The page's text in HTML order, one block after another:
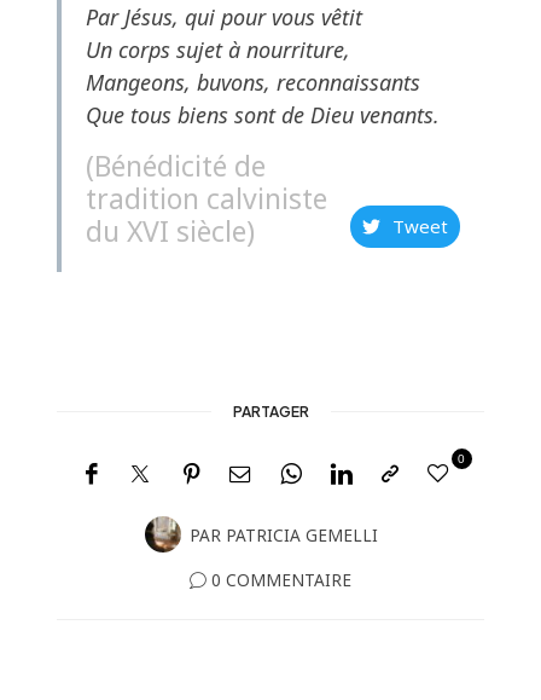
Par Jésus, qui pour vous vêtit
Un corps sujet à nourriture,
Mangeons, buvons, reconnaissants
Que tous biens sont de Dieu venants.
(Bénédicité de
tradition calviniste
du XVI siècle)
Tweet
PARTAGER
PAR PATRICIA GEMELLI
0
0 COMMENTAIRE